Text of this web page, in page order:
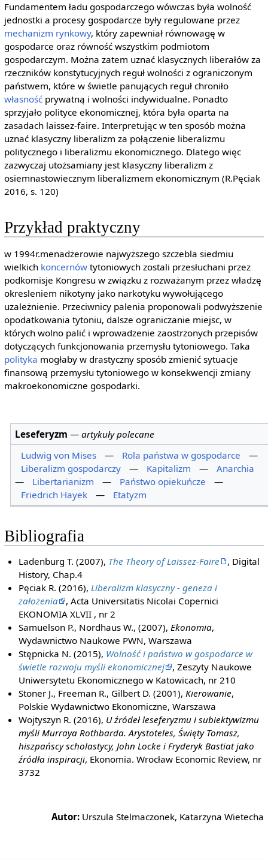
Fundamentem ładu gospodarczego wówczas była wolność
jednostki a procesy gospodarcze były regulowane przez
mechanizm rynkowy, który zapewniał równowagę w
gospodarce oraz równość wszystkim podmiotom
gospodarczym. Można zatem uznać klasycznych liberałów za
rzeczników konstytucyjnych reguł wolności z ograniczonym
państwem, które w świetle panujących reguł chroniło
własnośćprywatną i wolności indywidualne. Ponadto
sprzyjało polityce ekonomicznej, która była oparta na
zasadach laissez-faire. Interpretując w ten sposób można
uznać klasyczny liberalizm za połączenie liberalizmu
politycznego i liberalizmu ekonomicznego. Dlatego więc
zazwyczaj utożsamiany jest klasyczny liberalizm z
osiemnastowiecznym liberalizmem ekonomicznym (R.Pęciak
2016, s. 120)
Przykład praktyczny
w 1994r.menadżerowie najwyższego szczebla siedmiu
wielkich koncernówtytoniowych zostali przesłuchani przez
podkomisje Kongresu w związku z rozważanym przez władzę
okresleniem nikotyny jako narkotyku wywołującego
uzależnienie. Przeciwnicy palenia proponowali podwyższenie
opodatkowania tytoniu, dalsze ograniczanie miejsc, w
których wolno palić i wprowadzenie zaostrzonych przepisów
dotyczących funkcjonowania przemysłu tytoniowego. Taka
polityka mogłaby w drastyczny sposób zmienić sytuacje
finansową przemysłu tytoniowego w konsekwencji zmiany
makroekonomiczne gospodarki.
Leseferyzm —artykuły polecane
Ludwig von Mises
— Rola państwa w gospodarce
—
Liberalizm gospodarczy
— Kapitalizm —
Anarchia
—
Libertarianizm — Państwo opiekuńcze
—
Friedrich Hayek
— Etatyzm
Bibliografia
Ladenburg T. (2007), The Theory of Laissez-Faire
, Digital
History, Chap.4
Pęciak R. (2016), Liberalizm klasyczny - geneza i
założenia
, Acta Universitatis Nicolai Copernici
EKONOMIA XLVII , nr 2
Samuelson P., Nordhaus W., (2007), Ekonomia,
Wydawnictwo Naukowe PWN, Warszawa
Stępnicka N. (2015), Wolność i państwo w gospodarce w
świetle rozwoju myśli ekonomicznej
, Zeszyty Naukowe
Uniwersytetu Ekonomicznego w Katowicach, nr 210
Stoner J., Freeman R., Gilbert D. (2001), Kierowanie,
Polskie Wydawnictwo Ekonomiczne, Warszawa
Wojtyszyn R. (2016), U źródeł leseferyzmu i subiektywizmu
myśli Murraya Rothbarda. Arystoteles, Święty Tomasz,
hiszpańscy scholastycy, John Locke i Fryderyk Bastiat jako
źródła inspiracji, Ekonomia. Wrocław Economic Review, nr
3732
Autor: Urszula Stelmaczonek, Katarzyna Wietecha